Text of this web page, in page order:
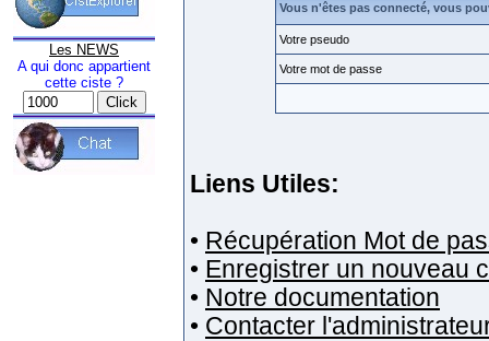
Les NEWS
A qui donc appartient
cette ciste ?
Vous n'êtes pas connecté, vous
Votre pseudo
Votre mot de passe
Liens Utiles:
• Récupération Mot de
• Enregistrer un nouveau
• Notre documentation
• Contacter